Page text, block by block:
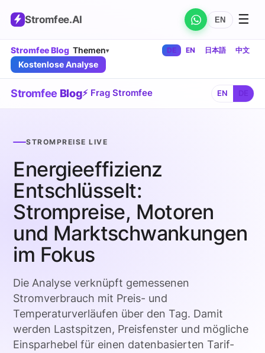
Stromfee.AI EN ☰
Stromfee Blog Themen▾ DE EN 日本語 中文
Kostenlose Analyse
Stromfee Blog⚡ Frag Stromfee EN
STROMPREISE LIVE
Energieeffizienz
Entschlüsselt:
Strompreise, Motoren
und Marktschwankungen
im Fokus
Die Analyse verknüpft gemessenen
Stromverbrauch mit Preis- und
Temperaturverläufen über den Tag. Damit
werden Lastspitzen, Preisfenster und mögliche
Einsparhebel für einen datenbasierten Tarif-